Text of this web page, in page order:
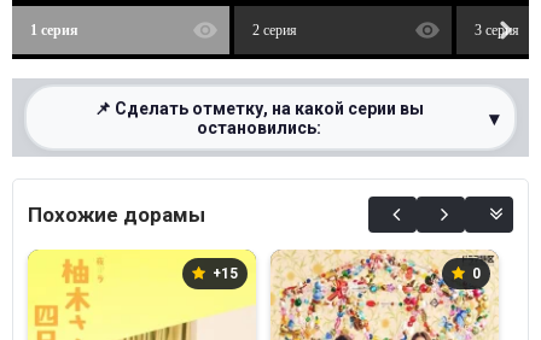
1 серия 2 серия 3 серия
📌 Сделать отметку, на какой серии вы
остановились:
▾
0%
Похожие дорамы
+15 0